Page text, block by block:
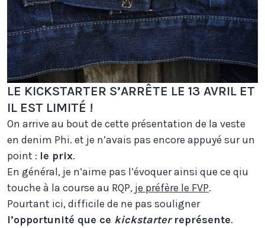
LE KICKSTARTER S’ARRÊTE LE 13 AVRIL ET
IL EST LIMITÉ !
On arrive au bout de cette présentation de la veste
en denim Phi. et je n’avais pas encore appuyé sur un
point : le prix.
En général, je n’aime pas l’évoquer ainsi que ce qiu
touche à la course au RQP, je préfère le FVP.
Pourtant ici, difficile de ne pas souligner
l’opportunité que ce kickstarterreprésente.